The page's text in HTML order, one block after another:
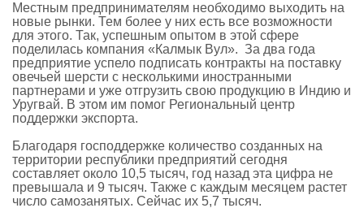
Местным предпринимателям необходимо выходить на
новые рынки. Тем более у них есть все возможности
для этого. Так, успешным опытом в этой сфере
поделилась компания «Калмык Вул». За два года
предприятие успело подписать контракты на поставку
овечьей шерсти с несколькими иностранными
партнерами и уже отгрузить свою продукцию в Индию и
Уругвай. В этом им помог Региональный центр
поддержки экспорта.
Благодаря господдержке количество созданных на
территории республики предприятий сегодня
составляет около 10,5 тысяч, год назад эта цифра не
превышала и 9 тысяч. Также с каждым месяцем растет
число самозанятых. Сейчас их 5,7 тысяч.